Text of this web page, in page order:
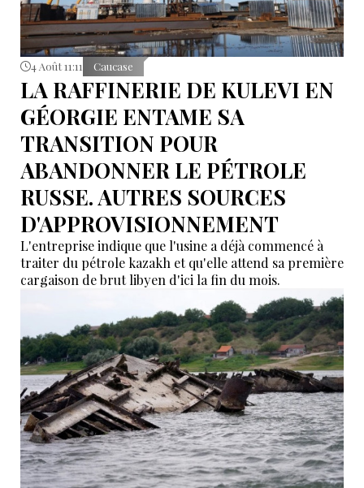
4 Août 11:11 Caucase
LA RAFFINERIE DE KULEVI EN
GÉORGIE ENTAME SA
TRANSITION POUR
ABANDONNER LE PÉTROLE
RUSSE. AUTRES SOURCES
D'APPROVISIONNEMENT
L'entreprise indique que l'usine a déjà commencé à
traiter du pétrole kazakh et qu'elle attend sa première
cargaison de brut libyen d'ici la fin du mois.